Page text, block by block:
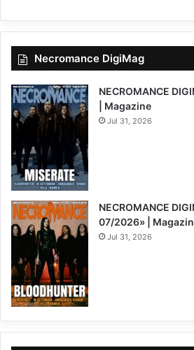
Necromance DigiMag
NECROMANCE
| Magazine
Jul 31, 2026
NECROMANCE
07/2026» |
Jul 31, 2026